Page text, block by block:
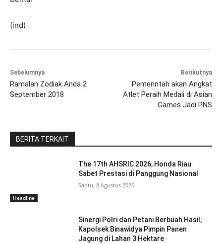
(ind)
Sebelumnya
Ramalan Zodiak Anda 2
September 2018
Berikutnya
Pemerintah akan Angkat
Atlet Peraih Medali di Asian
Games Jadi PNS
BERITA TERKAIT
Headline
The 17th AHSRIC 2026, Honda Riau
Sabet Prestasi di Panggung Nasional
Sabtu, 8 Agustus 2026
Sinergi Polri dan Petani Berbuah Hasil,
Kapolsek Binawidya Pimpin Panen
Jagung di Lahan 3 Hektare